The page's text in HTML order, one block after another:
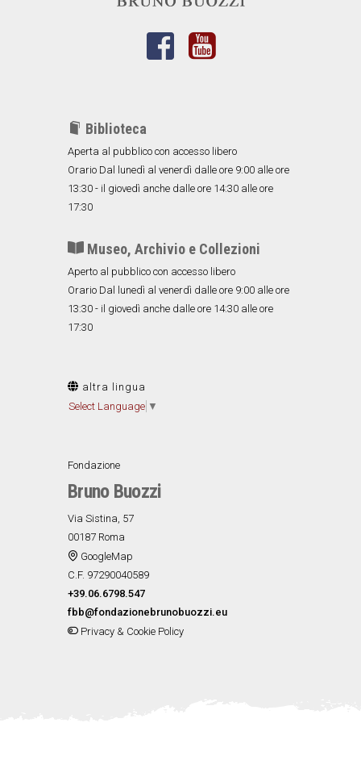
Biblioteca
Aperta al pubblico con accesso libero
Orario Dal lunedì al venerdì dalle ore 9:00 alle ore
13:30 - il giovedì anche dalle ore 14:30 alle ore
17:30
Museo, Archivio e Collezioni
Aperto al pubblico con accesso libero
Orario Dal lunedì al venerdì dalle ore 9:00 alle ore
13:30 - il giovedì anche dalle ore 14:30 alle ore
17:30
altra lingua
Select Language ▼
Fondazione
Bruno Buozzi
Via Sistina, 57
00187 Roma
GoogleMap
C.F. 97290040589
+39.06.6798.547
fbb@fondazionebrunobuozzi.eu
Privacy & Cookie Policy